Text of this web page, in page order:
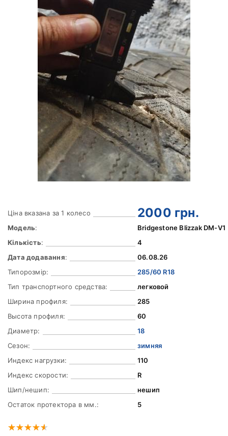
Ціна вказана за 1 колесо 2000 грн.
Модель:
Bridgestone Blizzak DM-V1
Кількість:
4
Дата додавання:
06.08.26
Типорозмір:
285/60 R18
Тип транспортного средства:
легковой
Ширина профиля:
285
Высота профиля:
60
Диаметр:
18
Сезон:
зимняя
Индекс нагрузки:
110
Индекс скорости:
R
Шип/нешип:
нешип
Остаток протектора в мм.:
5